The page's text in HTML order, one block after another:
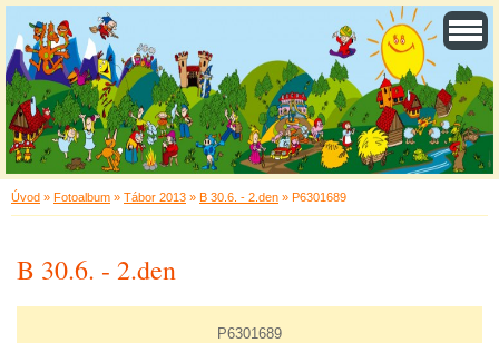
Úvod » Fotoalbum » Tábor 2013 » B 30.6. - 2.den » P6301689
B 30.6. - 2.den
P6301689